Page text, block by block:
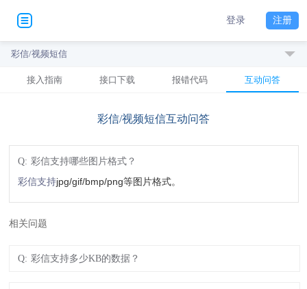
登录 注册
彩信/视频短信
接入指南 接口下载 报错代码 互动问答
彩信/视频短信互动问答
Q: 彩信支持哪些图片格式？
彩信支持jpg/gif/bmp/png等图片格式。
相关问题
Q: 彩信支持多少KB的数据？